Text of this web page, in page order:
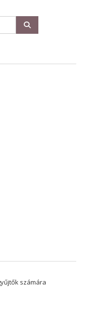
számára